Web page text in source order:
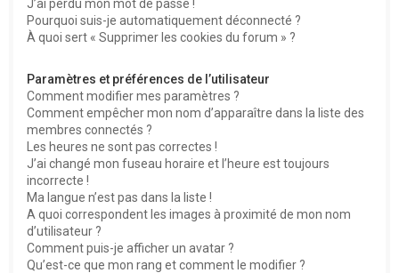
J’ai perdu mon mot de passe !
Pourquoi suis-je automatiquement déconnecté ?
À quoi sert « Supprimer les cookies du forum » ?
Paramètres et préférences de l’utilisateur
Comment modifier mes paramètres ?
Comment empêcher mon nom d’apparaître dans la liste des
membres connectés ?
Les heures ne sont pas correctes !
J’ai changé mon fuseau horaire et l’heure est toujours
incorrecte !
Ma langue n’est pas dans la liste !
A quoi correspondent les images à proximité de mon nom
d’utilisateur ?
Comment puis-je afficher un avatar ?
Qu’est-ce que mon rang et comment le modifier ?